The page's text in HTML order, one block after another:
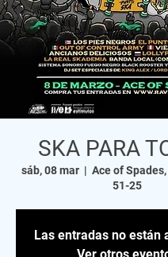
SKA PARA
sáb, 08 mar
  |
Ace of
51-25
Las entradas no están